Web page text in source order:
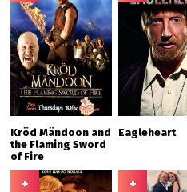
Kröd Mändoon and
the Flaming Sword
of Fire
Eagleheart
+ +